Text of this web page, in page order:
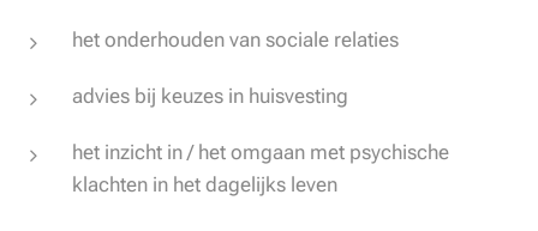
het onderhouden van sociale relaties
advies bij keuzes in huisvesting
het inzicht in / het omgaan met psychische
klachten in het dagelijks leven